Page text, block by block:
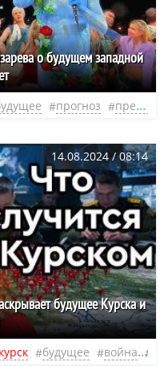
о будущем западной
прогноз предсказание
14.08.2024 / 08:14
будущее Курска и
курск будущее война